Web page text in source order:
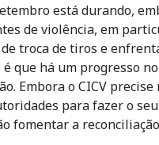
está durando,
de violência, em
troca de tiros e
que há um progresso
Embora o CICV precise
para fazer o
fomentar a